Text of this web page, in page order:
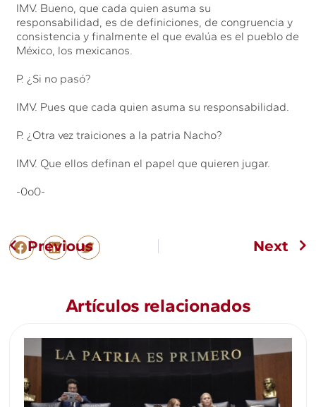
IMV. Bueno, que cada quien asuma su
responsabilidad, es de definiciones, de congruencia y
consistencia y finalmente el que evalúa es el pueblo de
México, los mexicanos.
P. ¿Si no pasó?
IMV. Pues que cada quien asuma su responsabilidad.
P. ¿Otra vez traiciones a la patria Nacho?
IMV. Que ellos definan el papel que quieren jugar.
-0o0-
Previous Next
Artículos relacionados